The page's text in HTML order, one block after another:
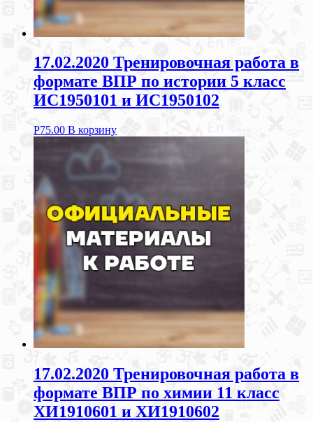
17.02.2020 Тренировочная работа в
формате ВПР по истории 5 класс
ИС1950101 и ИС1950102
Р75.00 В корзину
17.02.2020 Тренировочная работа в
формате ВПР по химии 11 класс
ХИ1910601 и ХИ1910602